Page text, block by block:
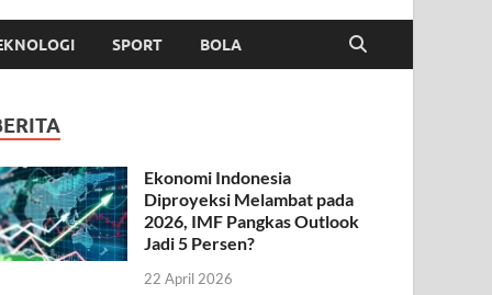
SPORT BOLA
Ekonomi Indonesia
Diproyeksi Melambat pada
2026, IMF Pangkas Outlook
Jadi 5 Persen?
22 April 2026